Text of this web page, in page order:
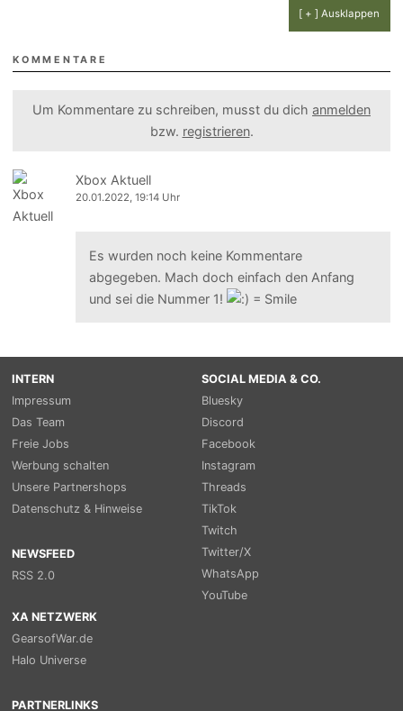
[ + ] Ausklappen
KOMMENTARE
Um Kommentare zu schreiben, musst du dich anmelden
bzw. registrieren.
Xbox Aktuell
20.01.2022, 19:14 Uhr
Es wurden noch keine Kommentare
abgegeben. Mach doch einfach den Anfang
und sei die Nummer 1!
INTERN
Impressum
Das Team
Freie Jobs
Werbung schalten
Unsere Partnershops
Datenschutz & Hinweise
NEWSFEED
RSS 2.0
SOCIAL MEDIA & CO.
Bluesky
Discord
Facebook
Instagram
Threads
TikTok
Twitch
Twitter/X
WhatsApp
YouTube
XA NETZWERK
GearsofWar.de
Halo Universe
PARTNERLINKS